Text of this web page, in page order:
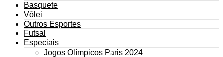
Basquete
Vôlei
Outros Esportes
Futsal
Especiais
Jogos Olímpicos Paris 2024